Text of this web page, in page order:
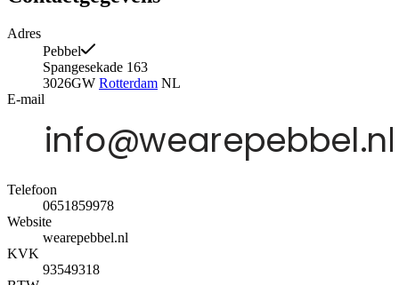
Adres
Pebbel
Spangesekade 163
3026GW Rotterdam NL
E-mail
Telefoon
0651859978
Website
wearepebbel.nl
KVK
93549318